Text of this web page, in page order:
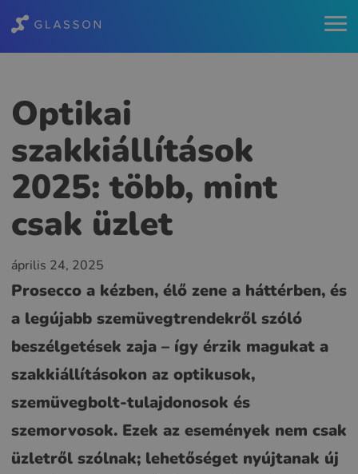
Optikai
szakkiállítások
2025: több, mint
csak üzlet
április 24, 2025
Prosecco a kézben, élő zene a háttérben, és
a legújabb szemüvegtrendekről szóló
beszélgetések zaja – így érzik magukat a
szakkiállításokon az optikusok,
szemüvegbolt-tulajdonosok és
szemorvosok. Ezek az események nem csak
üzletről szólnak; lehetőséget nyújtanak új